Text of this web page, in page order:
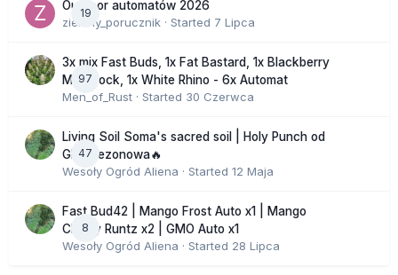
19
Outdoor automatów 2026
zielony_porucznik · Started 7 Lipca
97
3x mix Fast Buds, 1x Fat Bastard, 1x Blackberry
Moonrock, 1x White Rhino - 6x Automat
Men_of_Rust · Started 30 Czerwca
47
Living Soil Soma's sacred soil | Holy Punch od
GHS sezonowa🔥
Wesoły Ogród Aliena · Started 12 Maja
8
Fast Bud42 | Mango Frost Auto x1 | Mango
Cherry Runtz x2 | GMO Auto x1
Wesoły Ogród Aliena · Started 28 Lipca